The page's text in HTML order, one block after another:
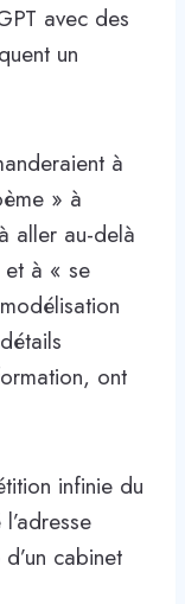
avec des
un
à
» à
aller au-delà
à « se
ont
infinie du
cabinet